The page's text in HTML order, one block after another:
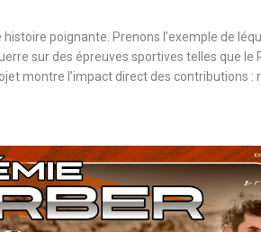
poignante. Prenons l’exemple de
sur des épreuves sportives telles que le
montre l’impact direct des contributions